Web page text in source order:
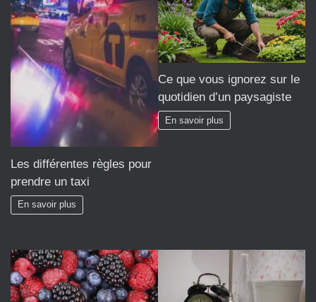
Les différentes règles pour
prendre un taxi
En savoir plus
Ce que vous ignorez sur le
quotidien d’un paysagiste
En savoir plus